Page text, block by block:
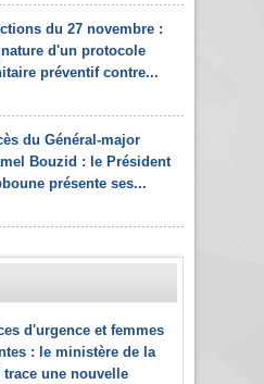
du 27 novembre :
d'un protocole
préventif contre...
du Général-major
Bouzid : le Président
présente ses...
d'urgence et femmes
: le ministère de la
trace une nouvelle